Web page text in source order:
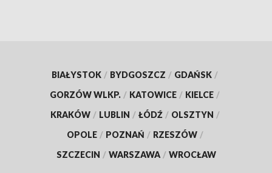
BIAŁYSTOK / BYDGOSZCZ / GDAŃSK /
GORZÓW WLKP. / KATOWICE / KIELCE /
KRAKÓW / LUBLIN / ŁÓDŹ / OLSZTYN /
OPOLE / POZNAŃ / RZESZÓW /
SZCZECIN / WARSZAWA / WROCŁAW